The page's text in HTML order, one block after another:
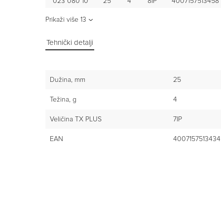
Prikaži više 13
Tehnički detalji
Dužina, mm 25
Težina, g 4
Veličina TX PLUS 7IP
EAN 4007157513434